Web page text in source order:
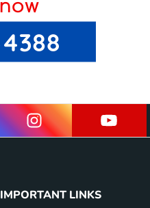
IMPORTANT LINKS